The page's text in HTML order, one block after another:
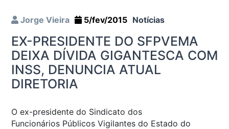
Jorge Vieira 5/fev/2015 Notícias
EX-PRESIDENTE DO SFPVEMA
DEIXA DÍVIDA GIGANTESCA COM
INSS, DENUNCIA ATUAL
DIRETORIA
O ex-presidente do Sindicato dos
Funcionários Públicos Vigilantes do Estado do